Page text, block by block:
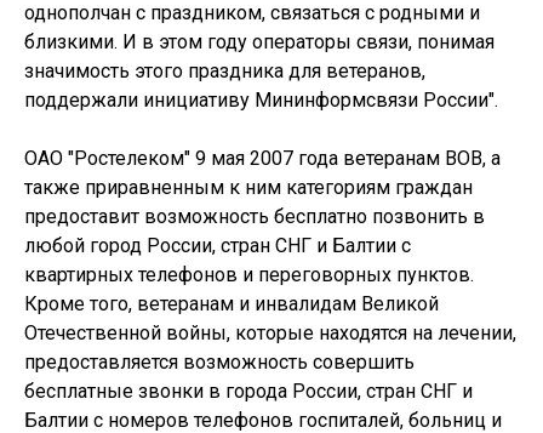
однополчан с праздником, связаться с родными и
близкими. И в этом году операторы связи, понимая
значимость этого праздника для ветеранов,
поддержали инициативу Мининформсвязи России".
ОАО "Ростелеком" 9 мая 2007 года ветеранам ВОВ, а
также приравненным к ним категориям граждан
предоставит возможность бесплатно позвонить в
любой город России, стран СНГ и Балтии с
квартирных телефонов и переговорных пунктов.
Кроме того, ветеранам и инвалидам Великой
Отечественной войны, которые находятся на лечении,
предоставляется возможность совершить
бесплатные звонки в города России, стран СНГ и
Балтии с номеров телефонов госпиталей, больниц и